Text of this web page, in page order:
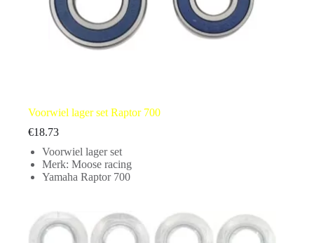
Voorwiel lager set Raptor 700
€18.73
Voorwiel lager set
Merk: Moose racing
Yamaha Raptor 700